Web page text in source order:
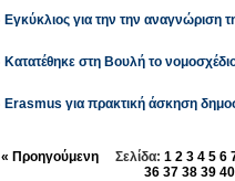
Εγκύκλιος για την την
Κατατέθηκε στη Βουλή το
Erasmus για πρακτική άσκηση
« ΠροηγούμενηΣελίδα: 1 2 3 4 5 6
36 37 38 39 40